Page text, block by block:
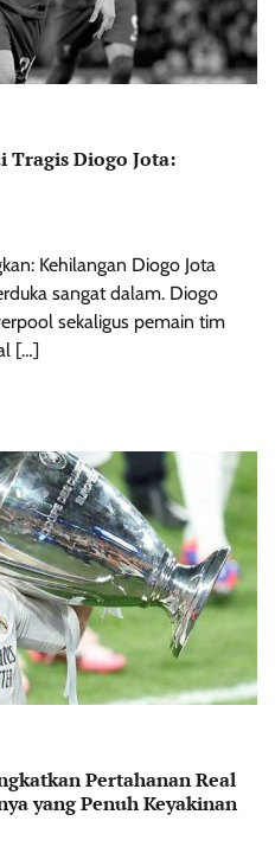
Tragis Diogo Jota:
Kehilangan Diogo Jota
sangat dalam. Diogo
sekaligus pemain tim
[…]
Pertahanan Real
yang Penuh Keyakinan